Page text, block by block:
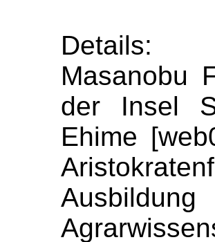
Details:
Masanobu
der Insel
Ehime